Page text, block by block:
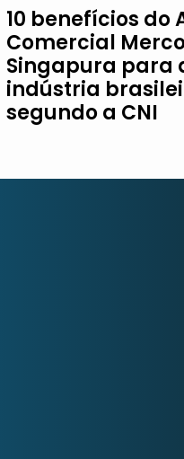
10 benefícios do
Comercial
Singapura para
indústria
segundo a CNI